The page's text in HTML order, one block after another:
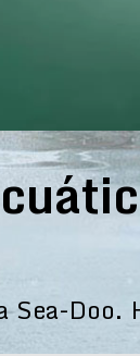
Doo.